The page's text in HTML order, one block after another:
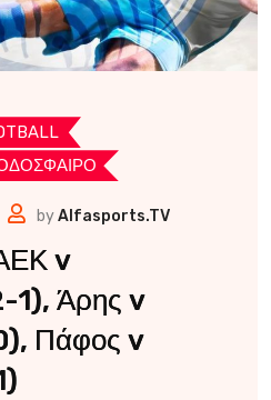
byAlfasports.TV
v
Άρης v
Πάφος v